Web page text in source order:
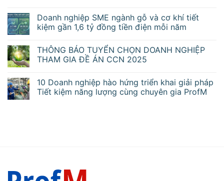
Doanh nghiệp SME ngành gỗ và cơ khí tiết
kiệm gần 1,6 tỷ đồng tiền điện mỗi năm
THÔNG BÁO TUYỂN CHỌN DOANH NGHIỆP
THAM GIA ĐỀ ÁN CCN 2025
10 Doanh nghiệp hào hứng triển khai giải pháp
Tiết kiệm năng lượng cùng chuyên gia ProfM